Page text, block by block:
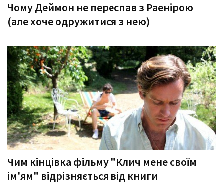
Чому Деймон не переспав з Раенірою
(але хоче одружитися з нею)
Чим кінцівка фільму "Клич мене своїм
ім'ям" відрізняється від книги